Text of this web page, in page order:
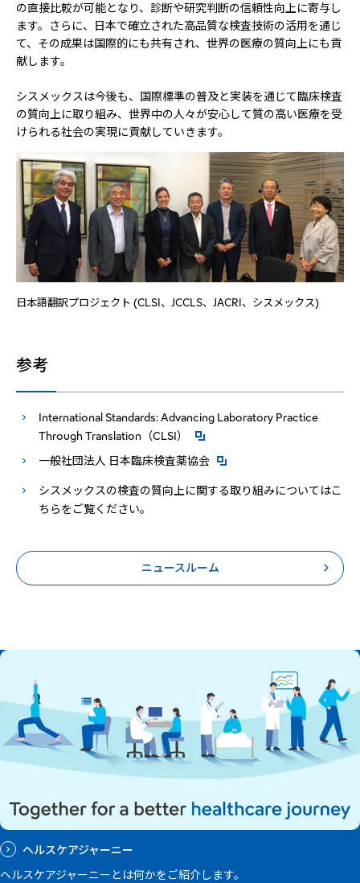
の直接比較が可能となり、診断や研究判断の信頼性向上に寄与し
ます。さらに、日本で確立された高品質な検査技術の活用を通じ
て、その成果は国際的にも共有され、世界の医療の質向上にも貢
献します。
シスメックスは今後も、国際標準の普及と実装を通じて臨床検査
の質向上に取り組み、世界中の人々が安心して質の高い医療を受
けられる社会の実現に貢献していきます。
日本語翻訳プロジェクト (CLSI、 JCCLS、JACRI、 シスメックス)
参考
International Standards: Advancing Laboratory Practice
Through Translation（CLSI）
一般社団法人 日本臨床検査薬協会
シスメックスの検査の質向上に関する取り組みについてはこ
ちらをご覧ください。
ニュースルーム
ヘルスケアジャーニー
ヘルスケアジャーニーとは何かをご紹介します。